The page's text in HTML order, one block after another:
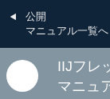
公開
マニュアル一覧へ
IIJフレ
マニュ